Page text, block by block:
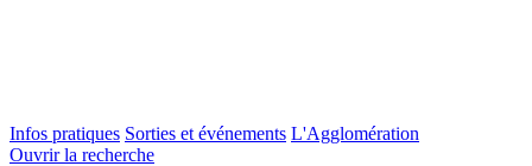
Infos pratiques Sorties et événements L'Agglomération
Ouvrir la recherche